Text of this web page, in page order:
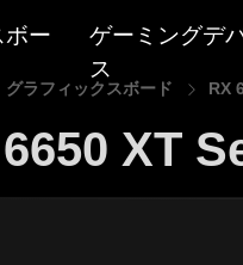
ボー
ゲーミングデ
ス
Mouse
Headset
グラフィックスボード RX
XT